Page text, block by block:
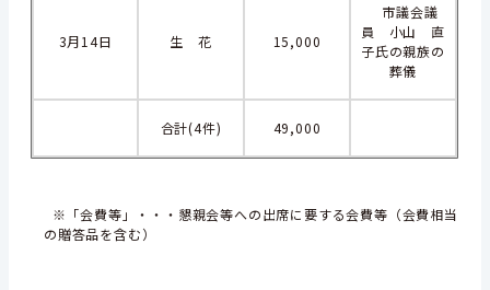
3月14日 生 花 15,000
市議会議
員 小山 直
子氏の親族の
葬儀
合計(4件) 49,000
※「会費等」・・・懇親会等への出席に要する会費等（会費相当
の贈答品を含む）